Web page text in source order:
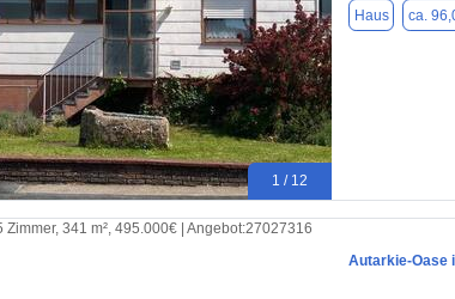
1 / 12
Haus ca.
Autarkie-Oase